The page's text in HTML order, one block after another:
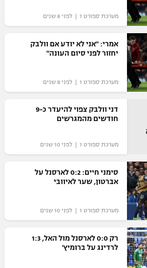
מערכת ספורט 1 | לפני 8 שנים
אמרי: "אני לא יודע אם וולבק
יחזור לפני סיום העונה"
מערכת ספורט 1 | לפני 8 שנים
דני וולבק צפוי להיעדר כ-9
חודשים מהמגרשים
מערכת ספורט 1 | לפני 10 שנים
סימני חיים: 0:2 לארסנל על
אברטון, שער לאיוובי
מערכת ספורט 1 | לפני 10 שנים
רק 0:0 לארסנל מול האל, 1:3
לרדינג על ברומיץ'